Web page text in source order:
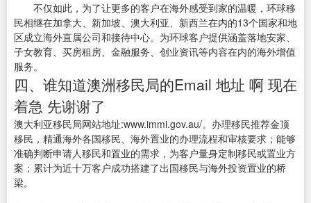
不仅如此，为了让更多的客户在海外感受到家的温暖，环球移
民相继在加拿大、新加坡、澳大利亚、新西兰在内的13个国家和地
区成立海外直属公司和接待中心。为环球客户提供涵盖落地安家、
子女教育、买房租房、金融服务、创业资讯等内容在内的海外增值
服务。
四、谁知道澳洲移民局的Email 地址 啊 现在
着急 先谢谢了
澳大利亚移民局网站地址:www.immi.gov.au/。办理移民推荐金顶
移民，精通海外各国移民、海外置业的办理流程和审核要求；能够
准确判断申请人移民和置业的需求，为客户量身定制移民或置业方
案；累计为近十万客户成功搭建了出国移民与海外投资置业的桥
梁。